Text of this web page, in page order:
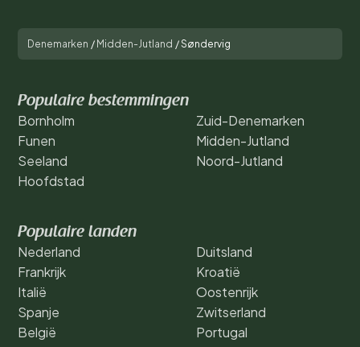
Denemarken / Midden-Jutland /Søndervig
Populaire bestemmingen
Bornholm
Funen
Seeland
Hoofdstad
Zuid-Denemarken
Midden-Jutland
Noord-Jutland
Populaire landen
Nederland
Frankrijk
Italië
Spanje
België
Duitsland
Kroatië
Oostenrijk
Zwitserland
Portugal